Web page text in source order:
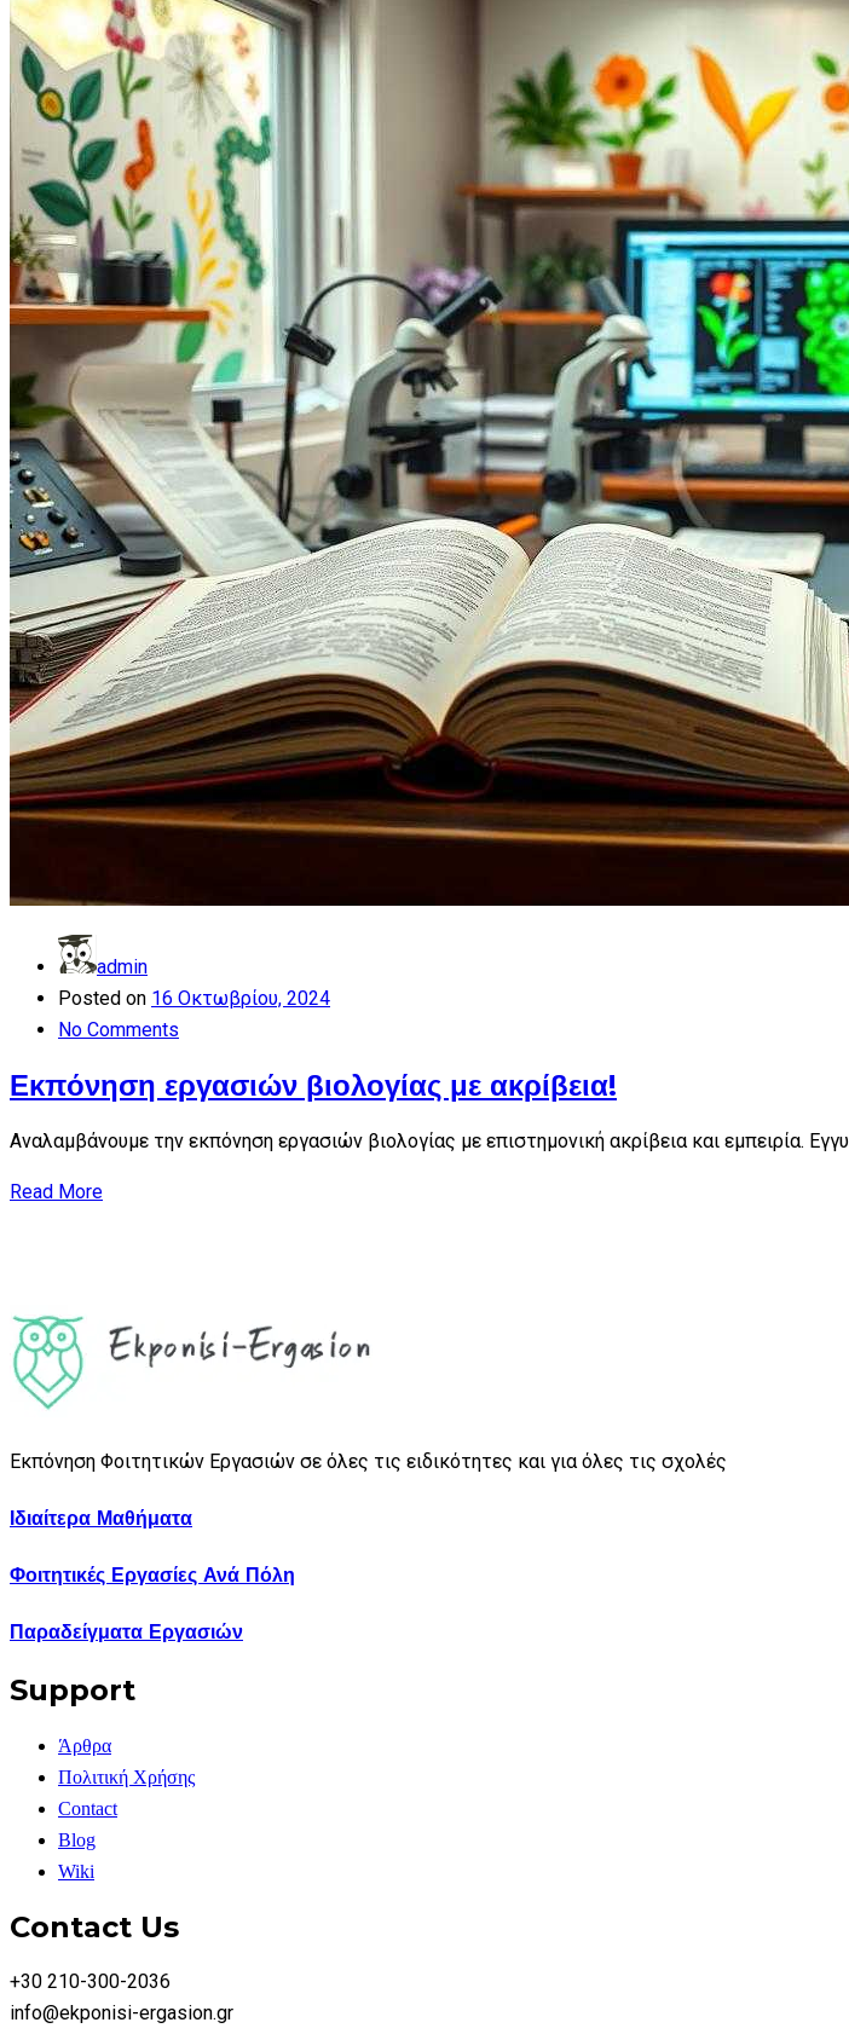
admin
Posted on 16 Οκτωβρίου, 2024
No Comments
Εκπόνηση εργασιών βιολογίας με ακρίβεια!
Αναλαμβάνουμε την εκπόνηση εργασιών βιολογίας με επιστημονική ακρίβεια και εμπειρία.
Read More
Εκπόνηση Φοιτητικών Εργασιών σε όλες τις ειδικότητες και για όλες τις σχολές
Ιδιαίτερα Μαθήματα
Φοιτητικές Εργασίες Ανά Πόλη
Παραδείγματα Εργασιών
Support
Άρθρα
Πολιτική Χρήσης
Contact
Blog
Wiki
Contact Us
+30 210-300-2036
info@ekponisi-ergasion.gr